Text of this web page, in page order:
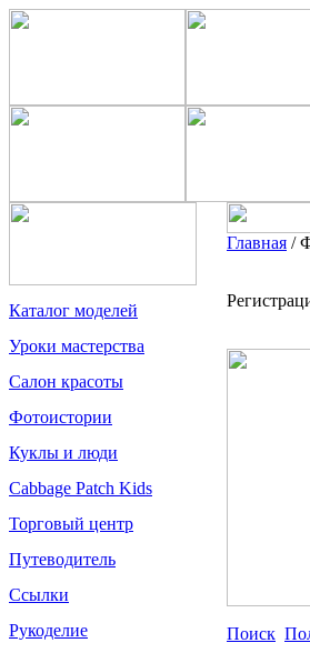
Каталог моделей
Уроки мастерства
Салон красоты
Фотоистории
Куклы и люди
Cabbage Patch Kids
Торговый центр
Путеводитель
Ссылки
Рукоделие
Главная /
Поиск